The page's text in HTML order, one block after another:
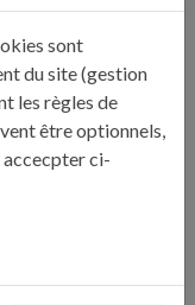
l’ail et le
une poêle à feu
plat sans qu’elles
de chaque côté.
ajoutez la
sont
du site (gestion
les règles de
être optionnels,
accecpter ci-